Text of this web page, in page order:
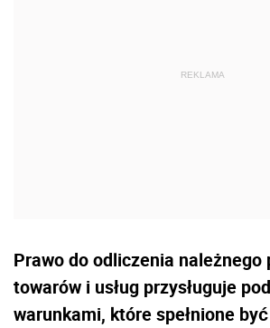
Prawo do odliczenia należnego
towarów i usług przysługuje
warunkami, które spełnione